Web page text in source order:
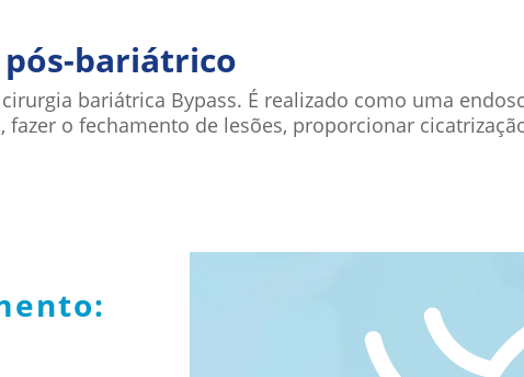
bariátrico
bariátrica Bypass. É realizado como uma
o fechamento de lesões, proporcionar